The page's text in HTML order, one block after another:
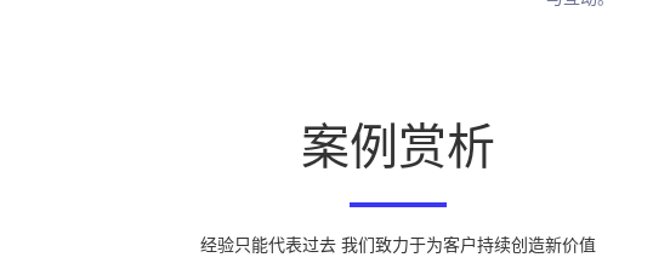
案例赏析
经验只能代表过去 我们致力于为客户持续创造新价值